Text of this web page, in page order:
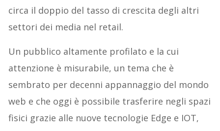
circa il doppio del tasso di crescita degli altri
settori dei media nel retail.
Un pubblico altamente profilato e la cui
attenzione è misurabile, un tema che è
sembrato per decenni appannaggio del mondo
web e che oggi è possibile trasferire negli spazi
fisici grazie alle nuove tecnologie Edge e IOT,